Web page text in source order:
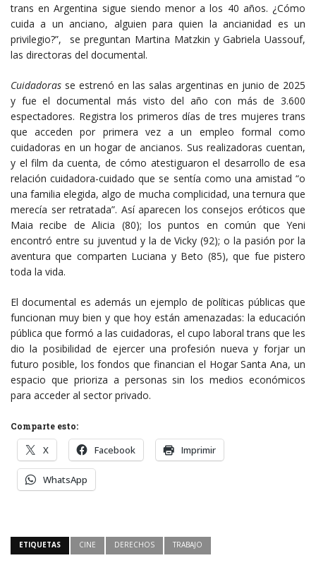
trans en Argentina sigue siendo menor a los 40 años. ¿Cómo
cuida a un anciano, alguien para quien la ancianidad es un
privilegio?”, se preguntan Martina Matzkin y Gabriela Uassouf,
las directoras del documental.
Cuidadoras se estrenó en las salas argentinas en junio de 2025
y fue el documental más visto del año con más de 3.600
espectadores. Registra los primeros días de tres mujeres trans
que acceden por primera vez a un empleo formal como
cuidadoras en un hogar de ancianos. Sus realizadoras cuentan,
y el film da cuenta, de cómo atestiguaron el desarrollo de esa
relación cuidadora-cuidado que se sentía como una amistad “o
una familia elegida, algo de mucha complicidad, una ternura que
merecía ser retratada”. Así aparecen los consejos eróticos que
Maia recibe de Alicia (80); los puntos en común que Yeni
encontró entre su juventud y la de Vicky (92); o la pasión por la
aventura que comparten Luciana y Beto (85), que fue pistero
toda la vida.
El documental es además un ejemplo de políticas públicas que
funcionan muy bien y que hoy están amenazadas: la educación
pública que formó a las cuidadoras, el cupo laboral trans que les
dio la posibilidad de ejercer una profesión nueva y forjar un
futuro posible, los fondos que financian el Hogar Santa Ana, un
espacio que prioriza a personas sin los medios económicos
para acceder al sector privado.
Comparte esto:
X Facebook Imprimir
WhatsApp
ETIQUETAS CINE DERECHOS TRABAJO